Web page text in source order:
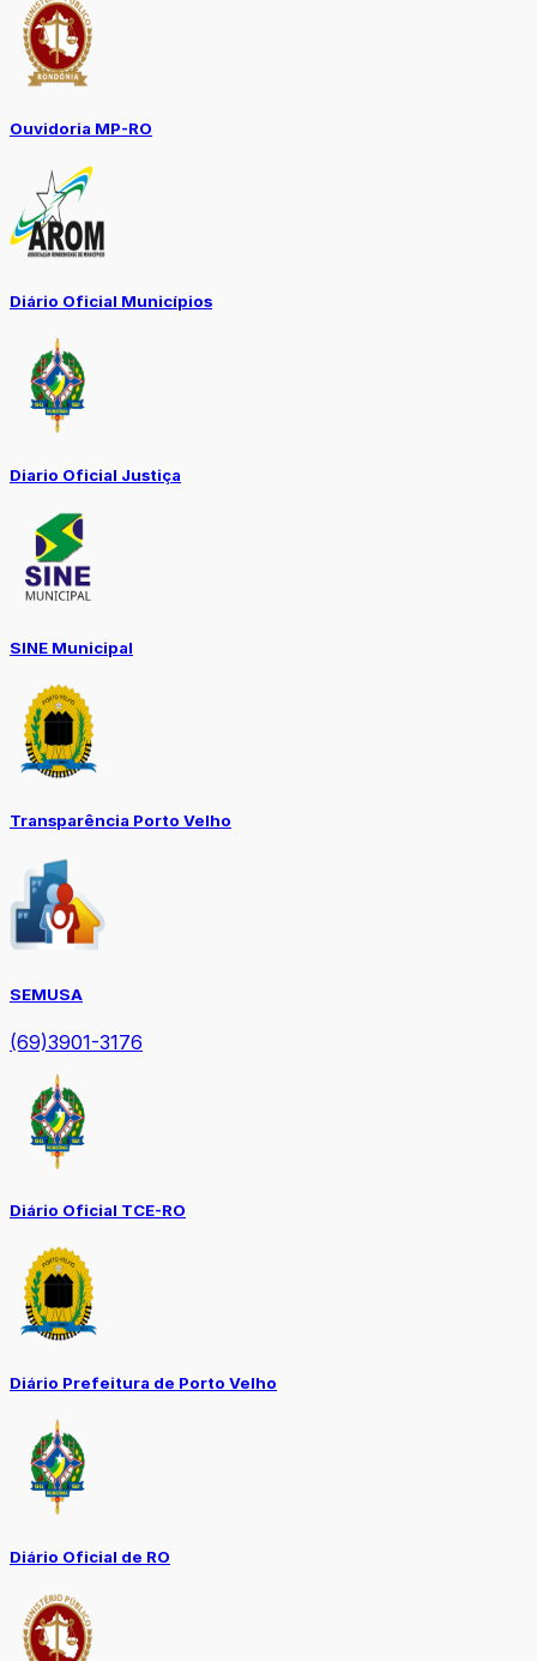
Ouvidoria MP-RO
Diário Oficial Municípios
Diario Oficial Justiça
SINE Municipal
Transparência Porto Velho
SEMUSA
(69)3901-3176
Diário Oficial TCE-RO
Diário Prefeitura de Porto Velho
Diário Oficial de RO